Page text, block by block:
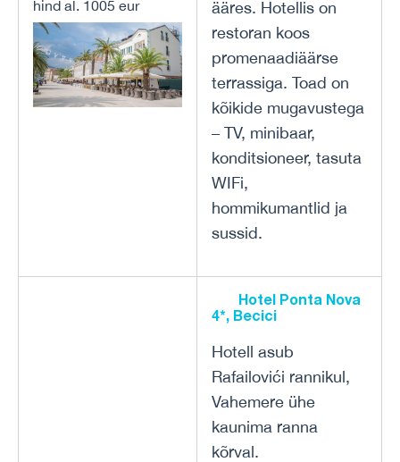
hind al. 1005 eur
ääres. Hotellis on
restoran koos
promenaadiäärse
terrassiga. Toad on
kõikide mugavustega
– TV, minibaar,
konditsioneer, tasuta
WIFi,
hommikumantlid ja
sussid.
Hotel Ponta Nova
4*, Becici
Hotell asub
Rafailovići rannikul,
Vahemere ühe
kaunima ranna
kõrval.